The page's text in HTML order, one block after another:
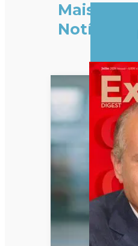
Mais
Notícias